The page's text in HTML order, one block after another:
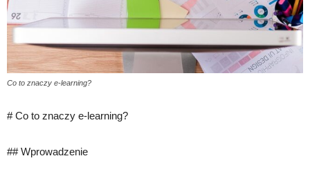
Co to znaczy e-learning?
# Co to znaczy e-learning?
## Wprowadzenie